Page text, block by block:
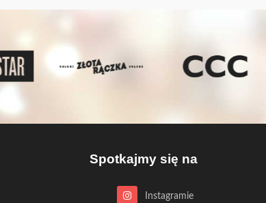
Spotkajmy się na
Instagramie